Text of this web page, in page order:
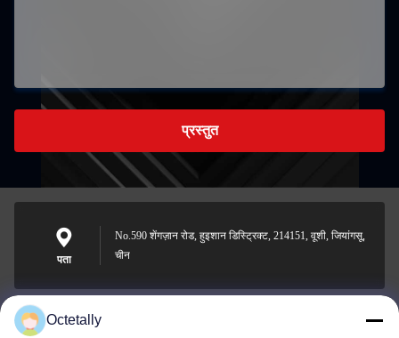
प्रस्तुत
पता
No.590 शेंगज़ान रोड, हुइशान डिस्ट्रिक्ट, 214151, वूशी, जियांगसू,
चीन
Octetally